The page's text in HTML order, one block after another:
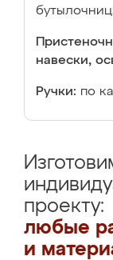
навески,
Ручки: по
проекту:
любые
и